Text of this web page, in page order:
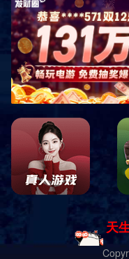
上一篇：鹰潭海关大楼
下一篇：山西省闻喜县游泳馆